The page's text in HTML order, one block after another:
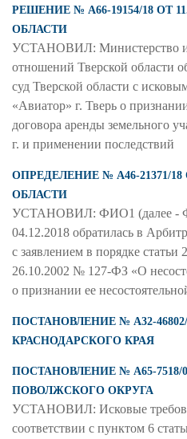
РЕШЕНИЕ № А66-19154/18 ОТ
ОБЛАСТИ
УСТАНОВИЛ: Министерство
отношений Тверской области
суд Тверской области с
«Авиатор» г. Тверь о
договора аренды земельного
г. и применении последствий
ОПРЕДЕЛЕНИЕ № А46-21371/18
ОБЛАСТИ
УСТАНОВИЛ: ФИО1 (далее -
04.12.2018 обратилась в
с заявлением в порядке статьи
26.10.2002 № 127-ФЗ «О
о признании ее
ПОСТАНОВЛЕНИЕ № А32-46802/
КРАСНОДАРСКОГО КРАЯ
ПОСТАНОВЛЕНИЕ № А65-7518/
ПОВОЛЖСКОГО ОКРУГА
УСТАНОВИЛ: Исковые
соответствии с пунктом 6